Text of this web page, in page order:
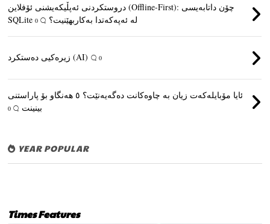
دروستکردنی ئەپڵیکەیشنی ئۆفلاین (Offline-First): چۆن داتابەیسی
SQLite لە ئەپەکەتدا بەکاربهێنیت؟
زیرەکیی دەستکرد (AI) 0
ئایا مۆبایلەکەت زیان بە چاوەکانت دەگەیەنێت؟ ٥ هەنگاو بۆ پاراستنی
بینینت
YEAR POPULAR
Times Features